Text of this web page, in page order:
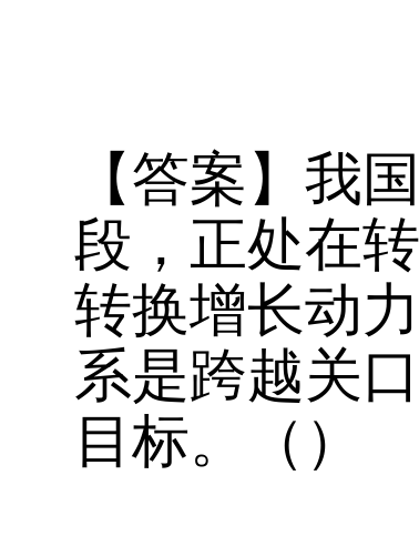
【答案】我
段，正处在
转换增长动
系是跨越关
目标。（）